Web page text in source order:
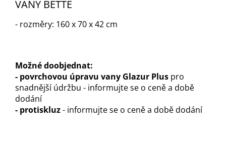
VANY BETTE
- rozměry: 160 x 70 x 42 cm
Možné doobjednat:
- povrchovou úpravu vany Glazur Plus pro
snadnější údržbu - informujte se o ceně a době
dodání
- protiskluz- informujte se o ceně a době dodání